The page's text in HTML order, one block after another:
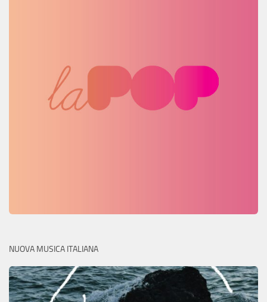
NUOVA MUSICA ITALIANA